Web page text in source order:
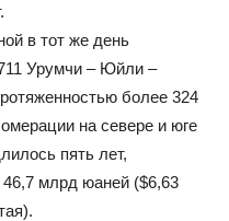
в тот же день
Урумчи – Юйли –
более 324
на севере и юге
пять лет,
46,7 млрд юаней ($6,63